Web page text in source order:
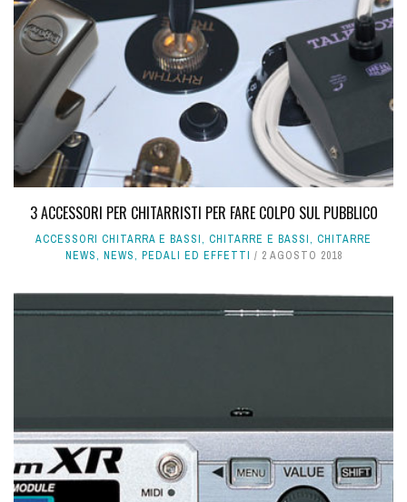
3 ACCESSORI PER CHITARRISTI PER FARE COLPO SUL PUBBLICO
ACCESSORI CHITARRA E BASSI, CHITARRE E BASSI, CHITARRE
NEWS, NEWS, PEDALI ED EFFETTI 2 AGOSTO 2018